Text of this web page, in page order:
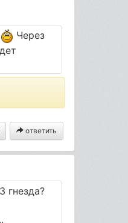
Через
ответить
гнезда?